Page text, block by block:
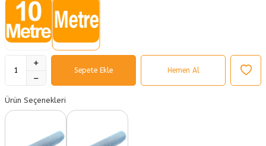
Sepete Ekle Hemen Al
Ürün Seçenekleri